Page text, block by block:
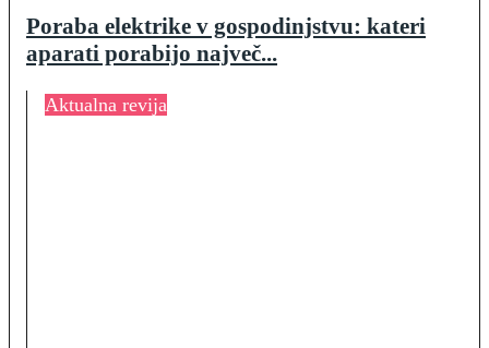
Poraba elektrike v gospodinjstvu: kateri
aparati porabijo največ...
Aktualna revija